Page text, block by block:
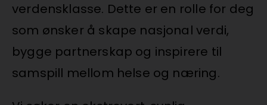
verdensklasse. Dette er en rolle for deg
som ønsker å skape nasjonal verdi,
bygge partnerskap og inspirere til
samspill mellom helse og næring.